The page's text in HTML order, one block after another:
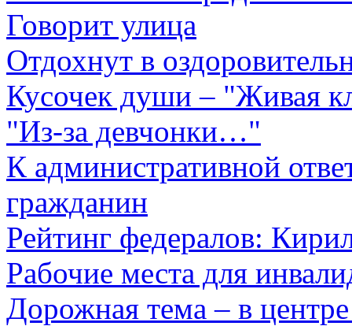
Говорит улица
Отдохнут в
Кусочек души – "Живая
"Из-за девчонки…"
К административной
гражданин
Рейтинг федералов:
Рабочие места для
Дорожная тема – в